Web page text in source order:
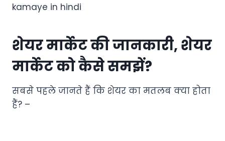
kamaye in hindi
शेयर मार्केट की जानकारी, शेयर
मार्केट को कैसे समझें?
सबसे पहले जानते हैं कि शेयर का मतलब क्या होता
हैं? –